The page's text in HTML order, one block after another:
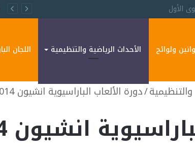
ولوائح الأحداث الرياضية والتنظيمية اللجان
/دورة الألعاب الباراسيوية انشيون 2014
انشيون 2014